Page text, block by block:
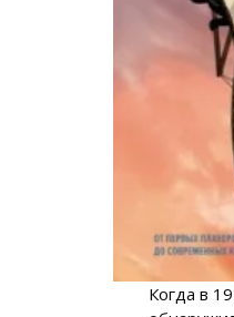
Когда в